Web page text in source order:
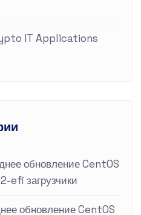
IT Applications
обновление CentOS
efi загрузчики
обновление CentOS